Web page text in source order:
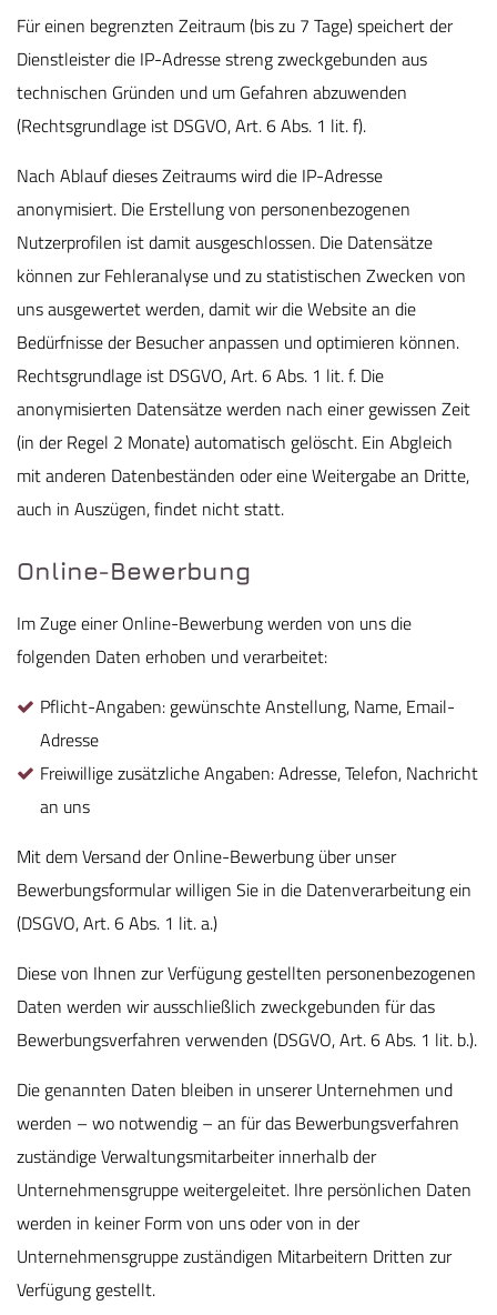
Für einen begrenzten Zeitraum (bis zu 7 Tage) speichert der
Dienstleister die IP-Adresse streng zweckgebunden aus
technischen Gründen und um Gefahren abzuwenden
(Rechtsgrundlage ist DSGVO, Art. 6 Abs. 1 lit. f).
Nach Ablauf dieses Zeitraums wird die IP-Adresse
anonymisiert. Die Erstellung von personenbezogenen
Nutzerprofilen ist damit ausgeschlossen. Die Datensätze
können zur Fehleranalyse und zu statistischen Zwecken von
uns ausgewertet werden, damit wir die Website an die
Bedürfnisse der Besucher anpassen und optimieren können.
Rechtsgrundlage ist DSGVO, Art. 6 Abs. 1 lit. f. Die
anonymisierten Datensätze werden nach einer gewissen Zeit
(in der Regel 2 Monate) automatisch gelöscht. Ein Abgleich
mit anderen Datenbeständen oder eine Weitergabe an Dritte,
auch in Auszügen, findet nicht statt.
Online-Bewerbung
Im Zuge einer Online-Bewerbung werden von uns die
folgenden Daten erhoben und verarbeitet:
Pflicht-Angaben: gewünschte Anstellung, Name, Email-
Adresse
Freiwillige zusätzliche Angaben: Adresse, Telefon, Nachricht
an uns
Mit dem Versand der Online-Bewerbung über unser
Bewerbungsformular willigen Sie in die Datenverarbeitung ein
(DSGVO, Art. 6 Abs. 1 lit. a.)
Diese von Ihnen zur Verfügung gestellten personenbezogenen
Daten werden wir ausschließlich zweckgebunden für das
Bewerbungsverfahren verwenden (DSGVO, Art. 6 Abs. 1 lit. b.).
Die genannten Daten bleiben in unserer Unternehmen und
werden – wo notwendig – an für das Bewerbungsverfahren
zuständige Verwaltungsmitarbeiter innerhalb der
Unternehmensgruppe weitergeleitet. Ihre persönlichen Daten
werden in keiner Form von uns oder von in der
Unternehmensgruppe zuständigen Mitarbeitern Dritten zur
Verfügung gestellt.